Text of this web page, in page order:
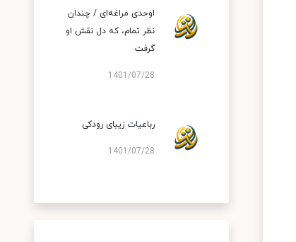
اوحدی مراغه‌ای / چندان
نظر تمام، که دل نقش او
گرفت
1401/07/28
رباعیات زیبای رودکی
1401/07/28